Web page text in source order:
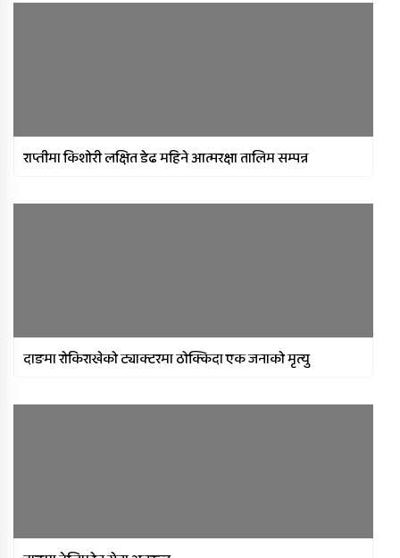
राप्तीमा किशोरी लक्षित डेढ महिने आत्मरक्षा तालिम सम्पन्न
दाङमा रोकिराखेको ट्याक्टरमा ठोक्किदा एक जनाको मृत्यु